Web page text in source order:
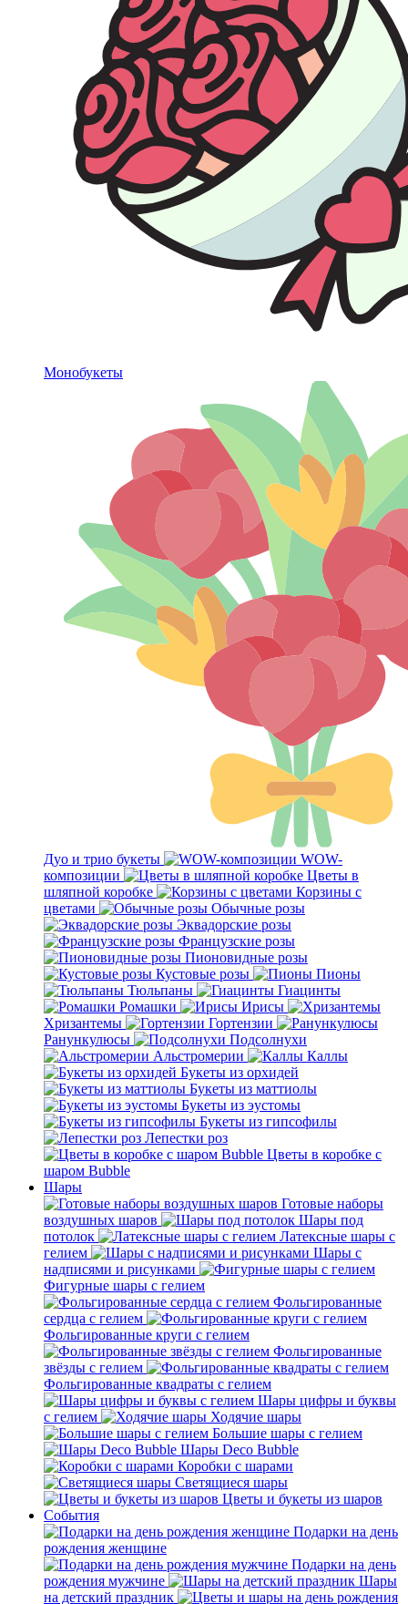
Монобукеты
Дуо и трио букеты
WOW-
композиции
Цветы в
шляпной коробке
Корзины с
цветами
Обычные розы
Эквадорские розы
Французские розы
Пионовидные розы
Кустовые розы
Пионы
Тюльпаны
Гиацинты
Ромашки
Ирисы
Хризантемы
Гортензии
Ранункулюсы
Подсолнухи
Альстромерии
Каллы
Букеты из орхидей
Букеты из маттиолы
Букеты из эустомы
Букеты из гипсофилы
Лепестки роз
Цветы в коробке с
шаром Bubble
Шары
Готовые наборы
воздушных шаров
Шары под
потолок
Латексные шары с
гелием
Шары с
надписями и рисунками
Фигурные шары с гелием
Фольгированные
сердца с гелием
Фольгированные круги с гелием
Фольгированные
звёзды с гелием
Фольгированные квадраты с гелием
Шары цифры и буквы
с гелием
Ходячие шары
Большие шары с гелием
Шары Deco Bubble
Коробки с шарами
Светящиеся шары
Цветы и букеты из шаров
События
Подарки на день
рождения женщине
Подарки на день
рождения мужчине
Шары
на детский праздник